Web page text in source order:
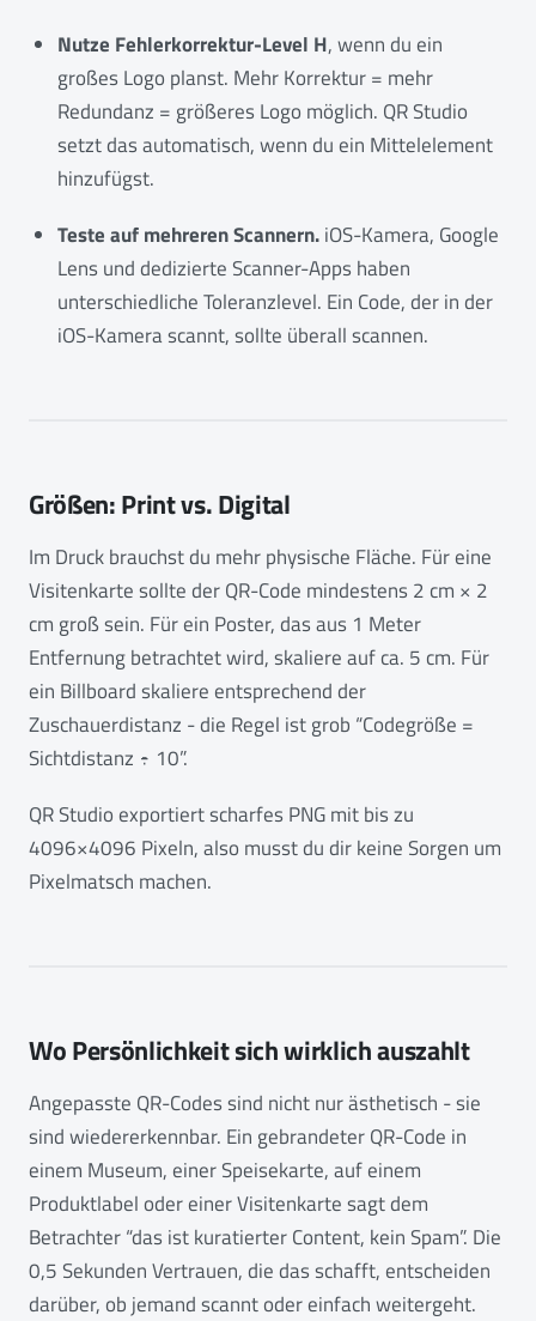
Nutze Fehlerkorrektur-Level H, wenn du ein
großes Logo planst. Mehr Korrektur = mehr
Redundanz = größeres Logo möglich. QR Studio
setzt das automatisch, wenn du ein Mittelelement
hinzufügst.
Teste auf mehreren Scannern.iOS-Kamera, Google
Lens und dedizierte Scanner-Apps haben
unterschiedliche Toleranzlevel. Ein Code, der in der
iOS-Kamera scannt, sollte überall scannen.
Größen: Print vs. Digital
Im Druck brauchst du mehr physische Fläche. Für eine
Visitenkarte sollte der QR-Code mindestens 2 cm × 2
cm groß sein. Für ein Poster, das aus 1 Meter
Entfernung betrachtet wird, skaliere auf ca. 5 cm. Für
ein Billboard skaliere entsprechend der
Zuschauerdistanz - die Regel ist grob “Codegröße =
Sichtdistanz ÷ 10”.
QR Studio exportiert scharfes PNG mit bis zu
4096×4096 Pixeln, also musst du dir keine Sorgen um
Pixelmatsch machen.
Wo Persönlichkeit sich wirklich auszahlt
Angepasste QR-Codes sind nicht nur ästhetisch - sie
sind wiedererkennbar. Ein gebrandeter QR-Code in
einem Museum, einer Speisekarte, auf einem
Produktlabel oder einer Visitenkarte sagt dem
Betrachter “das ist kuratierter Content, kein Spam”. Die
0,5 Sekunden Vertrauen, die das schafft, entscheiden
darüber, ob jemand scannt oder einfach weitergeht.